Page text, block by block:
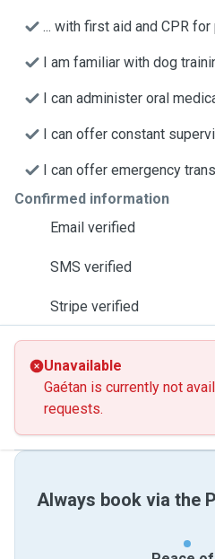
... with first aid and CPR
I am familiar with dog
I can administer oral
I can offer constant
I can offer emergency
Confirmed information
Email verified
SMS verified
Stripe verified
Unavailable
Gaétan is currently not
requests.
Always book via the